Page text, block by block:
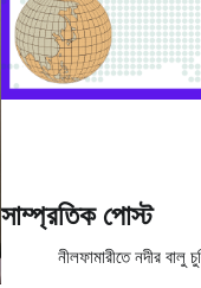
সাম্প্রতিক পোস্ট
নীলফামারীতে নদীর বালু